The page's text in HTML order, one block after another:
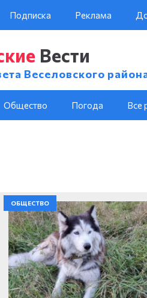
Подписка Реклама
Вести
Веселовского
Общество Погода Все
ОБЩЕСТВО